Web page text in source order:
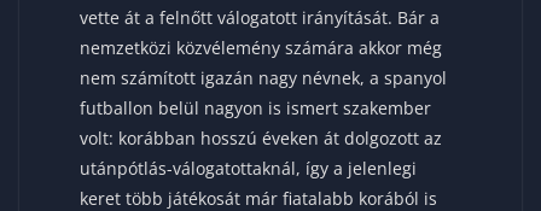
vette át a felnőtt válogatott irányítását. Bár a
nemzetközi közvélemény számára akkor még
nem számított igazán nagy névnek, a spanyol
futballon belül nagyon is ismert szakember
volt: korábban hosszú éveken át dolgozott az
utánpótlás-válogatottaknál, így a jelenlegi
keret több játékosát már fiatalabb korából is